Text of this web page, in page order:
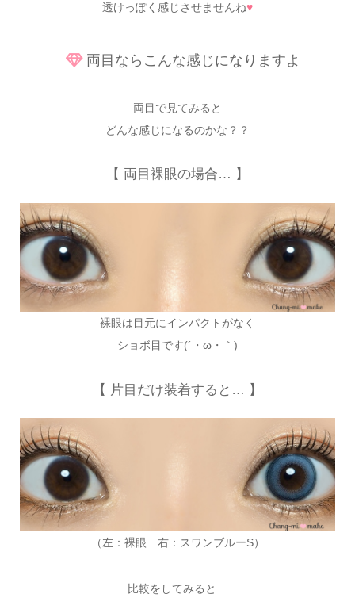
透けっぽく感じさせませんね♥
両目ならこんな感じになりますよ
両目で見てみると
どんな感じになるのかな？？
【 両目裸眼の場合… 】
裸眼は目元にインパクトがなく
ショボ目です(´・ω・｀)
【 片目だけ装着すると… 】
（左：裸眼 右：スワンブルーS）
比較をしてみると…